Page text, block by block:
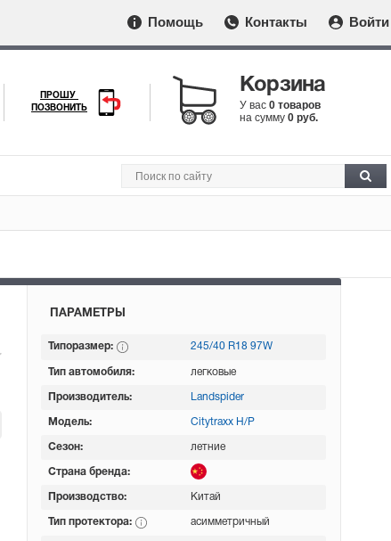
Помощь Контакты Войти
ПРОШУ
ПОЗВОНИТЬ
Корзина
У вас 0 товаров
на сумму 0 руб.
ПАРАМЕТРЫ
Типоразмер: 245/40 R18 97W
Тип автомобиля: легковые
Производитель: Landspider
Модель: Citytraxx H/P
Сезон: летние
Страна бренда:
Производство: Китай
Тип протектора: асимметричный